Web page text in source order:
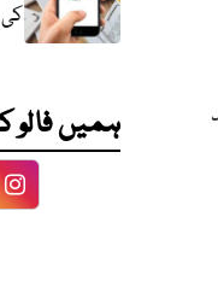
ہمیں فالو
Facebook